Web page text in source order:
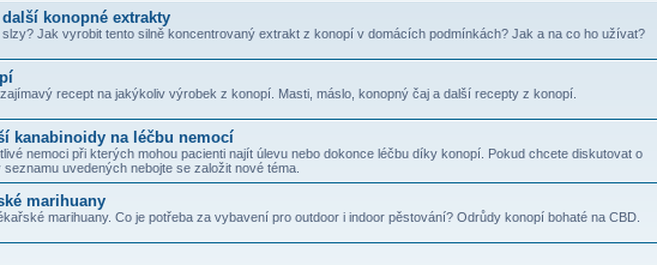
konopné extrakty
Jak vyrobit tento silně koncentrovaný extrakt z konopí v domácích podmínkách? Jak a na co ho užívat?
recept na jakýkoliv výrobek z konopí. Masti, máslo, konopný čaj a další recepty z konopí.
kanabinoidy na léčbu nemocí
nemoci při kterých mohou pacienti najít úlevu nebo dokonce léčbu díky konopí. Pokud chcete diskutovat o
uvedených nebojte se založit nové téma.
marihuany
marihuany. Co je potřeba za vybavení pro outdoor i indoor pěstování? Odrůdy konopí bohaté na CBD.